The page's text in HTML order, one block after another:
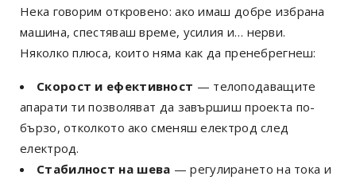
Нека говорим откровено: ако имаш добре избрана
машина, спестяваш време, усилия и… нерви.
Няколко плюса, които няма как да пренебрегнеш:
Скорост и ефективност — телоподаващите
апарати ти позволяват да завършиш проекта по-
бързо, отколкото ако сменяш електрод след
електрод.
Стабилност на шева — регулирането на тока и